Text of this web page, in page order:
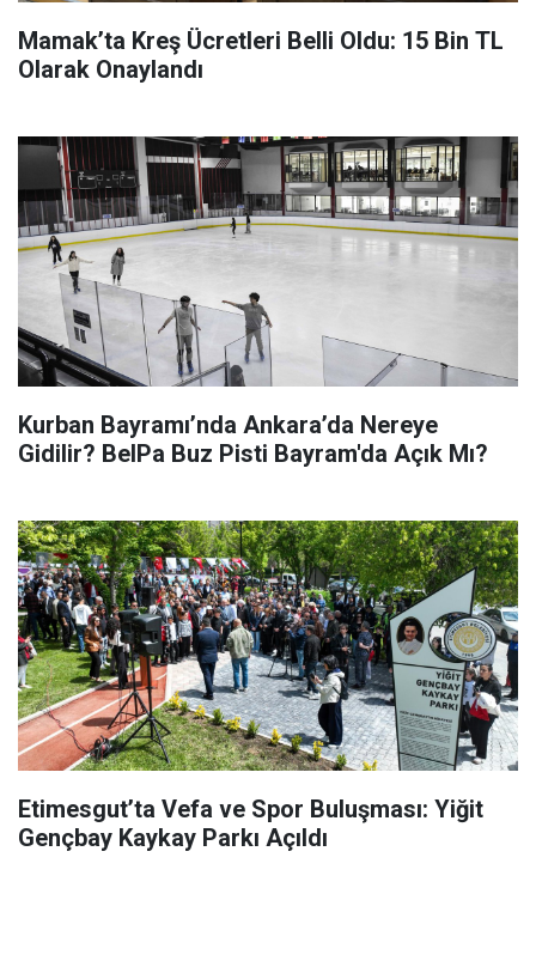
Mamak’ta Kreş Ücretleri Belli Oldu: 15 Bin TL
Olarak Onaylandı
Kurban Bayramı’nda Ankara’da Nereye
Gidilir? BelPa Buz Pisti Bayram'da Açık Mı?
Etimesgut’ta Vefa ve Spor Buluşması: Yiğit
Gençbay Kaykay Parkı Açıldı